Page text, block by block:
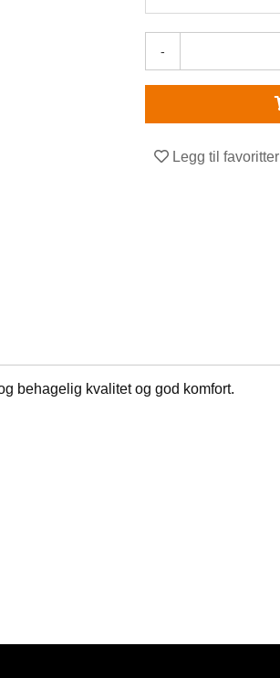
-
Legg til favoritter
behagelig kvalitet og god komfort.